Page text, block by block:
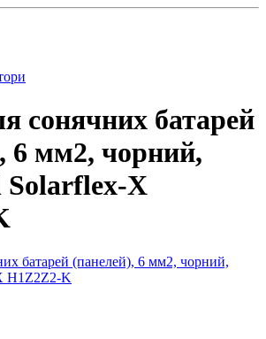
сонячних батарей
6 мм2, чорний,
Solarflex-X